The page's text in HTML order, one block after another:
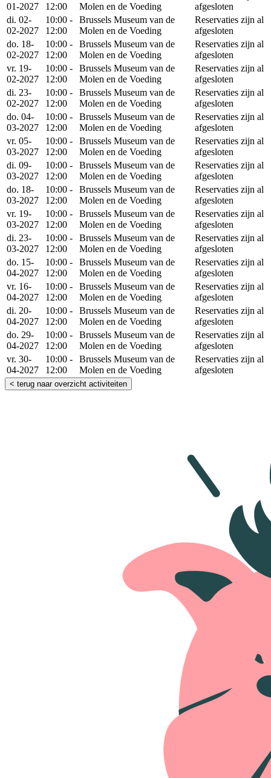
01-2027
12:00
Molen en de Voeding
afgesloten
di. 02-
02-2027
10:00 -
12:00
Brussels Museum van de
Molen en de Voeding
Reservaties zijn al
afgesloten
do. 18-
02-2027
10:00 -
12:00
Brussels Museum van de
Molen en de Voeding
Reservaties zijn al
afgesloten
vr. 19-
02-2027
10:00 -
12:00
Brussels Museum van de
Molen en de Voeding
Reservaties zijn al
afgesloten
di. 23-
02-2027
10:00 -
12:00
Brussels Museum van de
Molen en de Voeding
Reservaties zijn al
afgesloten
do. 04-
03-2027
10:00 -
12:00
Brussels Museum van de
Molen en de Voeding
Reservaties zijn al
afgesloten
vr. 05-
03-2027
10:00 -
12:00
Brussels Museum van de
Molen en de Voeding
Reservaties zijn al
afgesloten
di. 09-
03-2027
10:00 -
12:00
Brussels Museum van de
Molen en de Voeding
Reservaties zijn al
afgesloten
do. 18-
03-2027
10:00 -
12:00
Brussels Museum van de
Molen en de Voeding
Reservaties zijn al
afgesloten
vr. 19-
03-2027
10:00 -
12:00
Brussels Museum van de
Molen en de Voeding
Reservaties zijn al
afgesloten
di. 23-
03-2027
10:00 -
12:00
Brussels Museum van de
Molen en de Voeding
Reservaties zijn al
afgesloten
do. 15-
04-2027
10:00 -
12:00
Brussels Museum van de
Molen en de Voeding
Reservaties zijn al
afgesloten
vr. 16-
04-2027
10:00 -
12:00
Brussels Museum van de
Molen en de Voeding
Reservaties zijn al
afgesloten
di. 20-
04-2027
10:00 -
12:00
Brussels Museum van de
Molen en de Voeding
Reservaties zijn al
afgesloten
do. 29-
04-2027
10:00 -
12:00
Brussels Museum van de
Molen en de Voeding
Reservaties zijn al
afgesloten
vr. 30-
04-2027
10:00 -
12:00
Brussels Museum van de
Molen en de Voeding
Reservaties zijn al
afgesloten
< terug naar overzicht activiteiten